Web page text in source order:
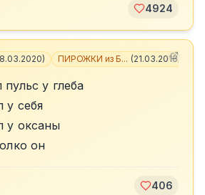
4924
) ПИРОЖКИ из Б... (21.03.2016
у глеба
у себя
у оксаны
он
406